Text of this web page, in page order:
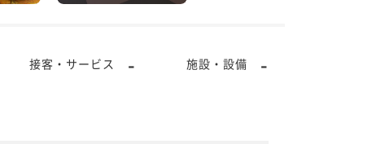
接客・サービス - 施設・設備 -